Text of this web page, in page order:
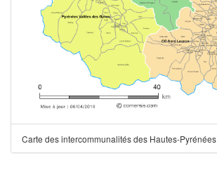
Carte des intercommunalités des Hautes-Pyrénées